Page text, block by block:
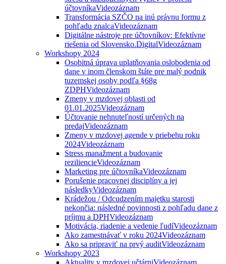
účtovníkaVideozáznam
Transformácia SZČO na inú právnu formu z
pohľadu znalcaVideozáznam
Digitálne nástroje pre účtovníkov: Efektívne
riešenia od Slovensko.DigitalVideozáznam
Workshopy 2024
Osobitná úprava uplatňovania oslobodenia od
dane v inom členskom štáte pre malý podnik
tuzemskej osoby podľa §68g
ZDPHVideozáznam
Zmeny v mzdovej oblasti od
01.01.2025Videozáznam
Účtovanie nehnuteľností určených na
predajVideozáznam
Zmeny v mzdovej agende v priebehu roku
2024Videozáznam
Stress manažment a budovanie
reziliencieVideozáznam
Marketing pre účtovníkaVideozáznam
Porušenie pracovnej disciplíny a jej
následkyVideozáznam
Krádežou / Odcudzením majetku starosti
nekončia: následné povinnosti z pohľadu dane z
príjmu a DPHVideozáznam
Motivácia, riadenie a vedenie ľudíVideozáznam
Ako zamestnávať v roku 2024Videozáznam
Ako sa pripraviť na prvý auditVideozáznam
Workshopy 2023
Aktuality v mzdovej učtárniVideozáznam